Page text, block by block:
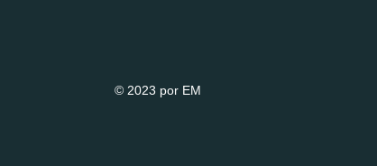
© 2023 por EM